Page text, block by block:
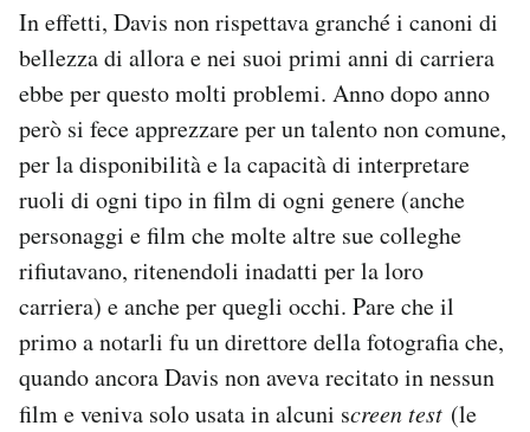
In effetti, Davis non rispettava granché i canoni di
bellezza di allora e nei suoi primi anni di carriera
ebbe per questo molti problemi. Anno dopo anno
però si fece apprezzare per un talento non comune,
per la disponibilità e la capacità di interpretare
ruoli di ogni tipo in film di ogni genere (anche
personaggi e film che molte altre sue colleghe
rifiutavano, ritenendoli inadatti per la loro
carriera) e anche per quegli occhi. Pare che il
primo a notarli fu un direttore della fotografia che,
quando ancora Davis non aveva recitato in nessun
film e veniva solo usata in alcuni screen test (le